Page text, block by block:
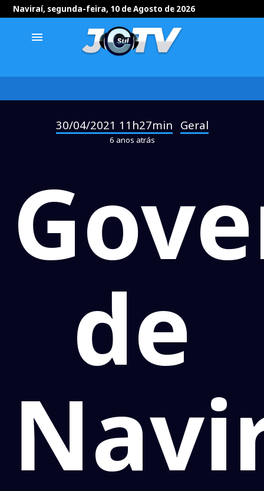
Naviraí, segunda-feira, 10 de Agosto de 2026
menu
30/04/2021 11h27min Geral
6 anos atrás
de